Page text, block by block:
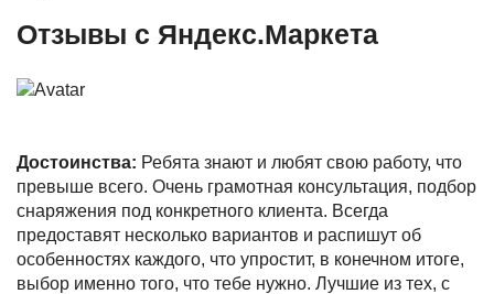
Отзывы с Яндекс.Маркета
Достоинства: Ребята знают и любят свою работу, что
превыше всего. Очень грамотная консультация, подбор
снаряжения под конкретного клиента. Всегда
предоставят несколько вариантов и распишут об
особенностях каждого, что упростит, в конечном итоге,
выбор именно того, что тебе нужно. Лучшие из тех, с